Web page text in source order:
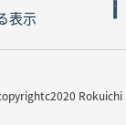
表示
Rokuichi